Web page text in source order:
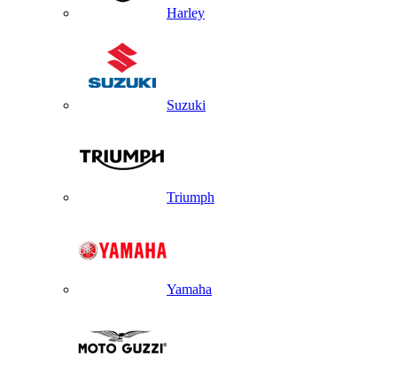
Harley
Suzuki
Triumph
Yamaha